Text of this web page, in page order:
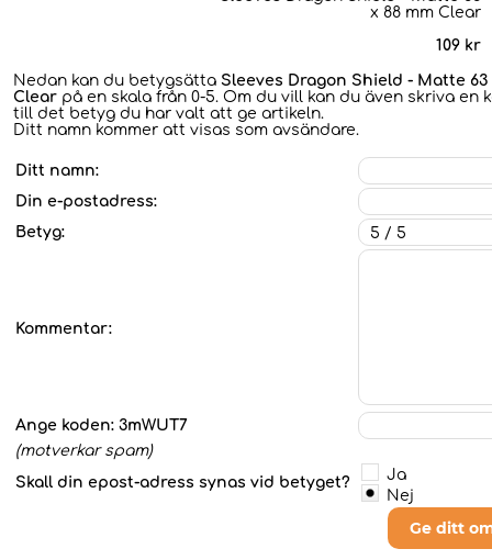
x 88 mm Clear
109 kr
Nedan kan du betygsätta Sleeves Dragon Shield - Matte 63
Clear på en skala från 0-5. Om du vill kan du även skriva en
till det betyg du har valt att ge artikeln.
Ditt namn kommer att visas som avsändare.
Ditt namn:
Din e-postadress:
Betyg:
Kommentar:
Ange koden: 3mWUT7
(motverkar spam)
Skall din epost-adress synas vid betyget?
Ja
Nej
Ge ditt